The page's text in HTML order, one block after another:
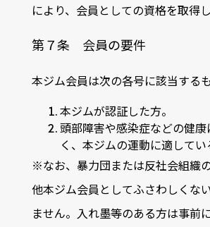
により、会員としての資格を取得し
第７条 会員の要件
本ジム会員は次の各号に該当するも
本ジムが認証した方。
頭部障害や感染症などの健康
く、本ジムの運動に適してい
※なお、暴力団または反社会組織
他本ジム会員としてふさわしくな
ません。入れ墨等のある方は事前